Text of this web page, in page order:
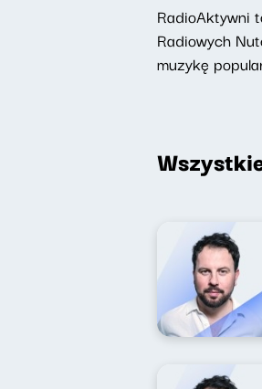
RadioAktywni
Radiowych
muzykę